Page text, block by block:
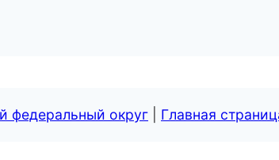
федеральный округ Главная